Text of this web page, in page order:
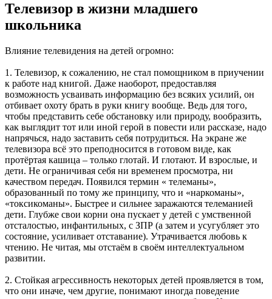
Телевизор в жизни младшего
школьника
Влияние телевидения на детей огромно:
1. Телевизор, к сожалению, не стал помощником в приучении
к работе над книгой. Даже наоборот, предоставляя
возможность усваивать информацию без всяких усилий, он
отбивает охоту брать в руки книгу вообще. Ведь для того,
чтобы представить себе обстановку или природу, вообразить,
как выглядит тот или иной герой в повести или рассказе, надо
напрячься, надо заставить себя потрудиться. На экране же
телевизора всё это преподносится в готовом виде, как
протёртая кашица – только глотай. И глотают. И взрослые, и
дети. Не ограничивая себя ни временем просмотра, ни
качеством передач. Появился термин « телеманы»,
образованный по тому же принципу, что и «наркоманы»,
«токсикоманы». Быстрее и сильнее заражаются телеманией
дети. Глубже свои корни она пускает у детей с умственной
отсталостью, инфантильных, с ЗПР (а затем и усугубляет это
состояние, усиливает отставание). Утрачивается любовь к
чтению. Не читая, мы отстаём в своём интеллектуальном
развитии.
2. Стойкая агрессивность некоторых детей проявляется в том,
что они иначе, чем другие, понимают иногда поведение